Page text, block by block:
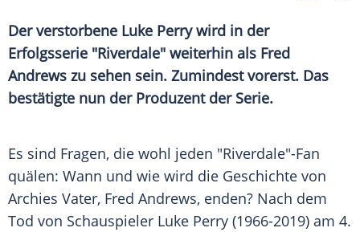
Der verstorbene Luke Perrywird in der
Erfolgsserie "Riverdale" weiterhin als Fred
Andrews zu sehen sein. Zumindest vorerst. Das
bestätigte nun der Produzent der Serie.
Es sind Fragen, die wohl jeden "Riverdale"-Fan
quälen: Wann und wie wird die Geschichte von
Archies Vater, Fred Andrews, enden? Nach dem
Tod von Schauspieler Luke Perry (1966-2019) am 4.